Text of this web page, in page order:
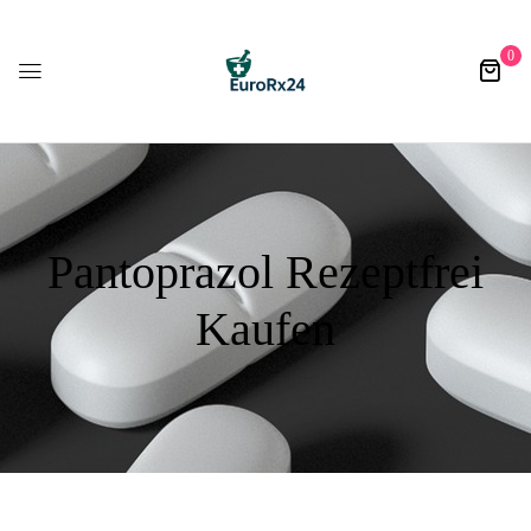
0
Pantoprazol Rezeptfrei
Kaufen